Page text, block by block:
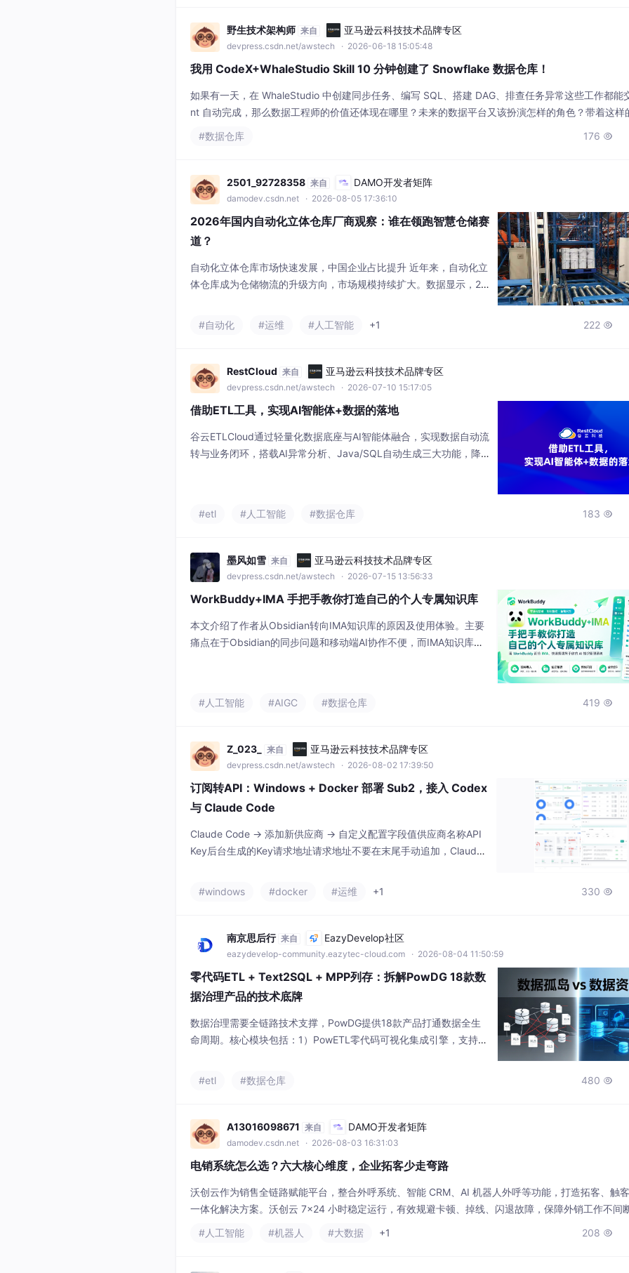
野生技术架构师 来自 亚马逊云科技技术品牌专区
devpress.csdn.net/awstech · 2026-06-18 15:05:48
我用 CodeX+WhaleStudio Skill 10 分钟创建了 Snowflake 数据仓库！
如果有一天，在 WhaleStudio 中创建同步任务、编写 SQL、搭建 DAG、排查任务异常这些工作都能
nt 自动完成，那么数据工程师的价值还体现在哪里？未来的数据平台又该扮演怎样的角色？带着这样
白鲸开源 CEO 郭炜亲自录制了一段基于 WhaleStudio 与Snowflake的实践演示视频。作为长期深耕
#数据仓库 176 
2501_92728358 来自 DAMO开发者矩阵
damodev.csdn.net · 2026-08-05 17:36:10
2026年国内自动化立体仓库厂商观察：谁在领跑智慧仓储赛
道？
自动化立体仓库市场快速发展，中国企业占比提升 近年来，自动化立
体仓库成为仓储物流的升级方向，市场规模持续扩大。数据显示，20
库数量从2019年的6000座增至2024年的超11000座。国内企业市场
一体化
#自动化 #运维 #人工智能 +1 222 
RestCloud 来自 亚马逊云科技技术品牌专区
devpress.csdn.net/awstech · 2026-07-10 15:17:05
借助ETL工具，实现AI智能体+数据的落地
谷云ETLCloud通过轻量化数据底座与AI智能体融合，实现数据自动流
转与业务闭环，搭载AI异常分析、Java/SQL自动生成三大功能，降
#etl #人工智能 #数据仓库 183 
墨风如雪 来自 亚马逊云科技技术品牌专区
devpress.csdn.net/awstech · 2026-07-15 13:56:33
WorkBuddy+IMA 手把手教你打造自己的个人专属知识库
本文介绍了作者从Obsidian转向IMA知识库的原因及使用体验。主要
痛点在于Obsidian的同步问题和移动端AI协作不便，而IMA知识库无
料、通过WorkBuddy深度分析、直接使用客户端AI功能等，
#人工智能 #AIGC #数据仓库 419 
Z_023_ 来自 亚马逊云科技技术品牌专区
devpress.csdn.net/awstech · 2026-08-02 17:39:50
订阅转API：Windows + Docker 部署 Sub2，接入 Codex
与 Claude Code
Claude Code -> 添加新供应商 -> 自定义配置字段值供应商名称API
Key后台生成的Key请求地址请求地址不要在末尾手动追加，Claude
映射转到。保存供应商并点击“启用”。安装 Docker Desktop-> 本机
#windows #docker #运维 +1 330 
南京思后行 来自 EazyDevelop社区
eazydevelop-community.eazytec-cloud.com · 2026-08-04 11:50:59
零代码ETL + Text2SQL + MPP列存：拆解PowDG 18款数
据治理产品的技术底牌
数据治理需要全链路技术支撑，PowDG提供18款产品打通数据全生
命周期。核心模块包括：1）PowETL零代码可视化集成引擎，支持实
议，查询性能提升150倍；3）六合一治理中台实现元数据、质量、安
证、AI深
#etl #数据仓库 480 
A13016098671 来自 DAMO开发者矩阵
damodev.csdn.net · 2026-08-03 16:31:03
电销系统怎么选？六大核心维度，企业拓客少走弯路
沃创云作为销售全链路赋能平台，整合外呼系统、智能 CRM、AI 机器人外呼等功能，打造拓客、触
一体化解决方案。沃创云 7×24 小时稳定运行，有效规避卡顿、掉线、闪退故障，保障外销工作不间
自动外呼、前置筛号功能，过滤无效号码，减少人力时间浪费，大幅提升线索筛选与人效。不少企业
#人工智能 #机器人 #大数据 +1 208 